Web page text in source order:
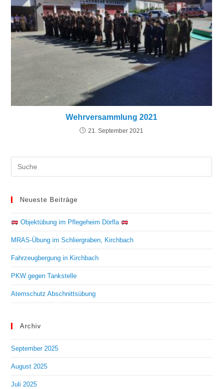
Wehrversammlung 2021
21. September 2021
Neueste Beiträge
Objektübung im Pflegeheim Dörfla
MRAS-Übung im Schliergraben, Kirchbach
Fahrzeugbergung in Kirchbach
PKW gegen Tankstelle
Atemschutz Abschnittsübung
Archiv
September 2025
August 2025
Juli 2025